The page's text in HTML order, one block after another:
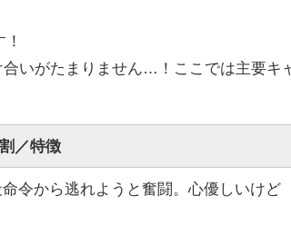
いがたまりません…！ここでは主要キ
／特徴
令から逃れようと奮闘。心優しいけど